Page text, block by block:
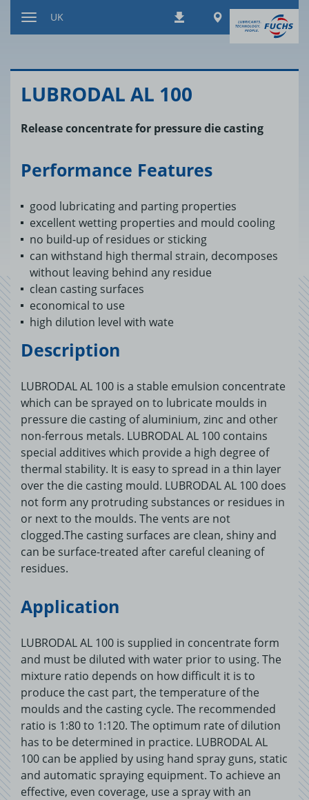
Завантаження
Worldwide
UK
LUBRODAL AL 100
Release concentrate for pressure die casting
Performance Features
good lubricating and parting properties
excellent wetting properties and mould cooling
no build-up of residues or sticking
can withstand high thermal strain, decomposes
without leaving behind any residue
clean casting surfaces
economical to use
high dilution level with wate
Description
LUBRODAL AL 100 is a stable emulsion concentrate
which can be sprayed on to lubricate moulds in
pressure die casting of aluminium, zinc and other
non-ferrous metals. LUBRODAL AL 100 contains
special additives which provide a high degree of
thermal stability. It is easy to spread in a thin layer
over the die casting mould. LUBRODAL AL 100 does
not form any protruding substances or residues in
or next to the moulds. The vents are not
clogged.The casting surfaces are clean, shiny and
can be surface-treated after careful cleaning of
residues.
Application
LUBRODAL AL 100 is supplied in concentrate form
and must be diluted with water prior to using. The
mixture ratio depends on how difficult it is to
produce the cast part, the temperature of the
moulds and the casting cycle. The recommended
ratio is 1:80 to 1:120. The optimum rate of dilution
has to be determined in practice. LUBRODAL AL
100 can be applied by using hand spray guns, static
and automatic spraying equipment. To achieve an
effective, even coverage, use a spray with an